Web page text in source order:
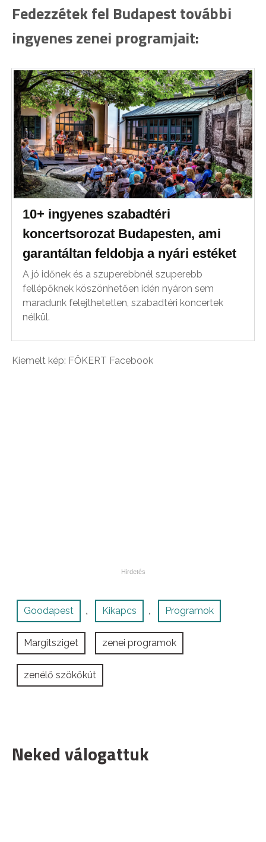
Fedezzétek fel Budapest további
ingyenes zenei programjait:
10+ ingyenes szabadtéri
koncertsorozat Budapesten, ami
garantáltan feldobja a nyári estéket
A jó időnek és a szuperebbnél szuperebb
fellépőknek köszönhetően idén nyáron sem
maradunk felejthetetlen, szabadtéri koncertek
nélkül.
Kiemelt kép: FŐKERT Facebook
Goodapest , Kikapcs , Programok
Margitsziget zenei programok
zenélő szökőkút
Neked válogattuk